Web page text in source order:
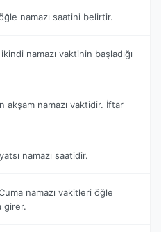
namazı saatini belirtir.
namazı vaktinin başladığı
akşam namazı vaktidir. İftar
namazı saatidir.
namazı vakitleri öğle
girer.